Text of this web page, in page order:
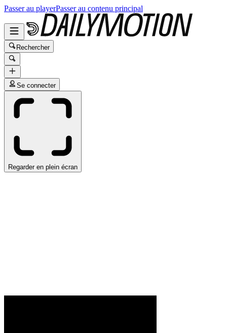
Passer au playerPasser au contenu principal
Rechercher
Se connecter
Regarder en plein écran